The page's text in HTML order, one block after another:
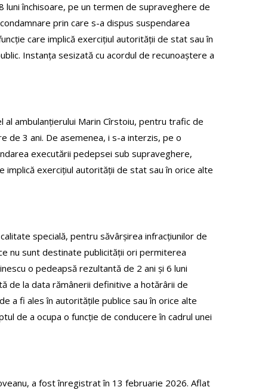
închisoare, pe un termen de supraveghere de
prin care s-a dispus suspendarea
care implică exercițiul autorității de stat sau în
Instanța sesizată cu acordul de recunoaștere a
ambulanțierului Marin Cîrstoiu, pentru trafic de
de 3 ani. De asemenea, i s-a interzis, pe o
executării pedepsei sub supraveghere,
implică exercițiul autorității de stat sau în orice alte
specială, pentru săvârșirea infracțiunilor de
nu sunt destinate publicității ori permiterea
o pedeapsă rezultantă de 2 ani și 6 luni
de la data rămânerii definitive a hotărârii de
a fi ales în autoritățile publice sau în orice alte
de a ocupa o funcție de conducere în cadrul unei
a fost înregistrat în 13 februarie 2026. Aflat